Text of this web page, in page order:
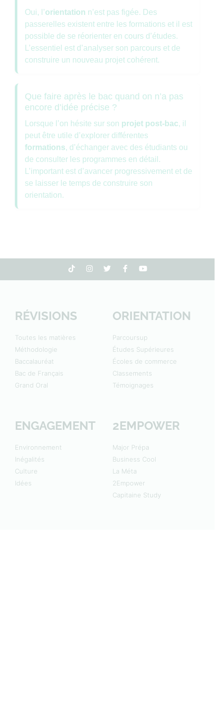
Oui, l’orientation n’est pas figée. Des
passerelles existent entre les formations et il est
possible de se réorienter en cours d’études.
L’essentiel est d’analyser son parcours et de
construire un nouveau projet cohérent.
Que faire après le bac quand on n’a pas
encore d’idée précise ?
Lorsque l’on hésite sur son projet post-bac, il
peut être utile d’explorer différentes
formations, d’échanger avec des étudiants ou
de consulter les programmes en détail.
L’important est d’avancer progressivement et de
se laisser le temps de construire son
orientation.
RÉVISIONS
Toutes les matières
Méthodologie
Baccalauréat
Bac de Français
Grand Oral
ORIENTATION
Parcoursup
Études Supérieures
Écoles de commerce
Classements
Témoignages
ENGAGEMENT
Environnement
Inégalités
Culture
Idées
2EMPOWER
Major Prépa
Business Cool
La Méta
2Empower
Capitaine Study